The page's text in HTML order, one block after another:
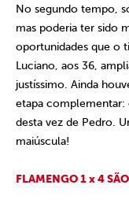
No segundo tempo,
mas poderia ter sido
oportunidades que o
Luciano, aos 36,
justíssimo. Ainda
etapa complementar:
desta vez de Pedro.
maiúscula!
FLAMENGO 1 x 4